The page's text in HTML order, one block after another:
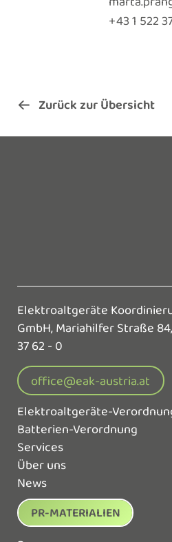
+ 43 1 522
Zurück zur Übersicht
Elektroaltgeräte
GmbH,Mariahilfer Straße
37 62 - 0
office@eak-austria.at
Elektroaltgeräte-
Batterien-Verordnung
Services
Über uns
News
PR-MATERIALIEN